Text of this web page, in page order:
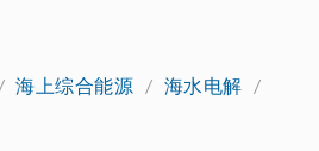
海上综合能源 / 海水电解
/